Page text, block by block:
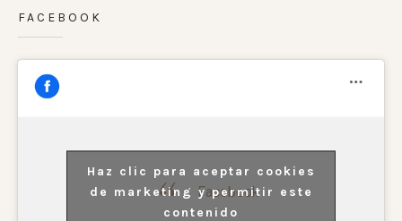
FACEBOOK
Facebook
Haz clic para aceptar cookies
de marketing y permitir este
contenido